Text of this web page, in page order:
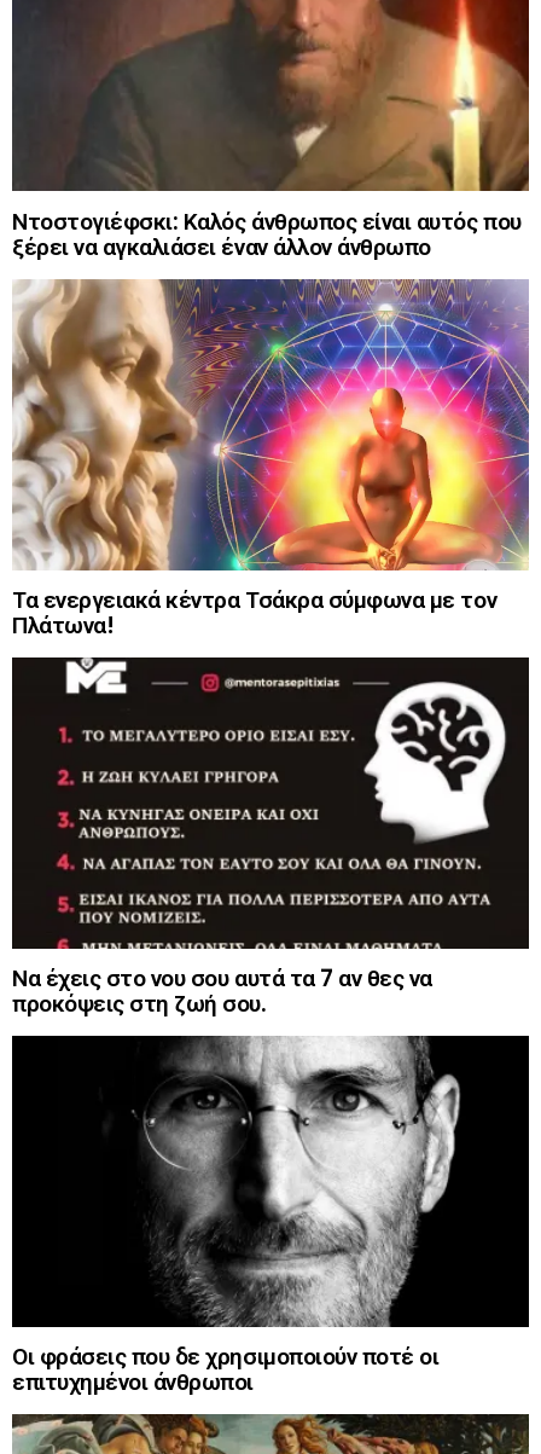
Ντοστογιέφσκι: Καλός άνθρωπος είναι αυτός που
ξέρει να αγκαλιάσει έναν άλλον άνθρωπο
Τα ενεργειακά κέντρα Τσάκρα σύμφωνα με τον
Πλάτωνα!
Να έχεις στο νου σου αυτά τα 7 αν θες να
προκόψεις στη ζωή σου.
Οι φράσεις που δε χρησιμοποιούν ποτέ οι
επιτυχημένοι άνθρωποι